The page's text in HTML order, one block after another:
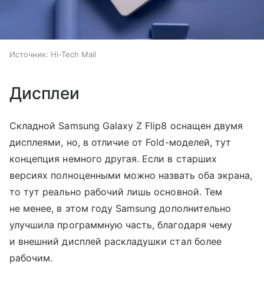
Источник: Hi-Tech Mail
Дисплеи
Складной Samsung Galaxy Z Flip8 оснащен двумя
дисплеями, но, в отличие от Fold-моделей, тут
концепция немного другая. Если в старших
версиях полноценными можно назвать оба экрана,
то тут реально рабочий лишь основной. Тем
не менее, в этом году Samsung дополнительно
улучшила программную часть, благодаря чему
и внешний дисплей раскладушки стал более
рабочим.